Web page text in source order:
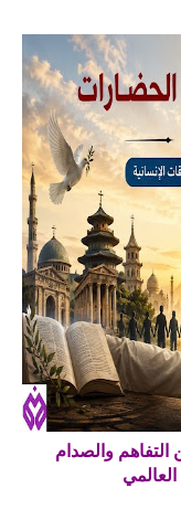
والصدام